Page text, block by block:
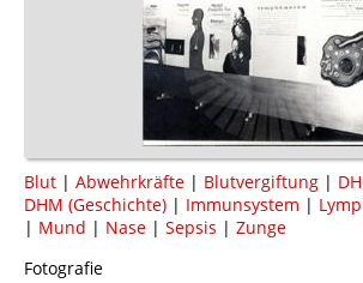
Blut | Abwehrkräfte | Blutvergiftung |
DHM (Geschichte) | Immunsystem |
| Mund | Nase | Sepsis | Zunge
Fotografie